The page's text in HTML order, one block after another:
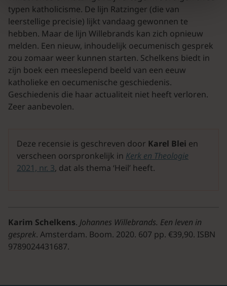
typen katholicisme. De lijn Ratzinger (die van
leerstellige precisie) lijkt vandaag gewonnen te
hebben. Maar de lijn Willebrands kan zich opnieuw
melden. Een nieuw, inhoudelijk oecumenisch gesprek
zou zomaar weer kunnen starten. Schelkens biedt in
zijn boek een meeslepend beeld van een eeuw
katholieke en oecumenische geschiedenis.
Geschiedenis die haar actualiteit niet heeft verloren.
Zeer aanbevolen.
Deze recensie is geschreven door Karel Blei en
verscheen oorspronkelijk in Kerk en Theologie
2021, nr. 3, dat als thema ‘Heil’ heeft.
Karim Schelkens. Johannes Willebrands. Een leven in
gesprek. Amsterdam. Boom. 2020. 607 pp. €39,90. ISBN
9789024431687.